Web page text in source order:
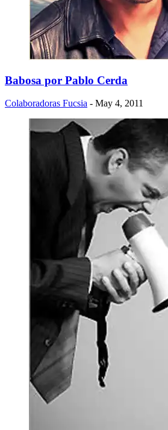
Babosa por Pablo Cerda
Colaboradoras Fucsia - May 4, 2011